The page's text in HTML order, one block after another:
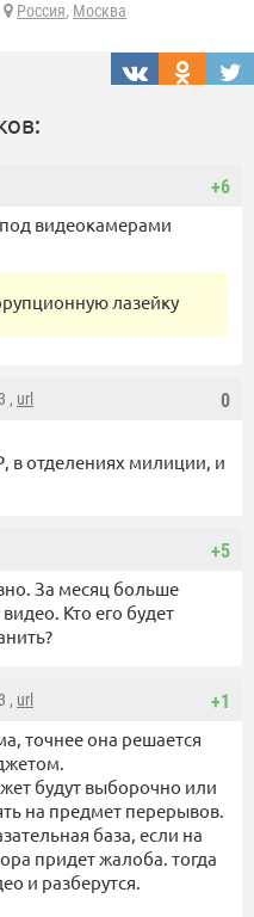
Россия, Москва
+6
видеокамерами
лазейку
0
, url
в отделениях милиции, и
+5
За месяц больше
Кто его будет
+1
, url
точнее она решается
будут выборочно или
на предмет перерывов.
база, если на
придет жалоба. тогда
и разберутся.